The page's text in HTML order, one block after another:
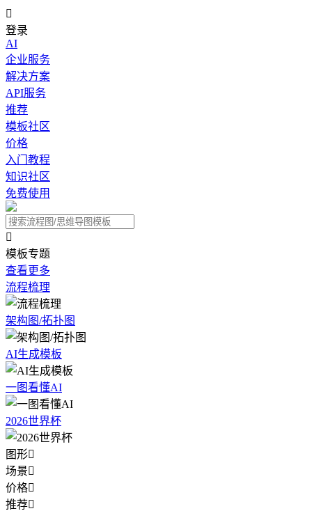

登录
AI
企业服务
解决方案
API服务
推荐
模板社区
价格
入门教程
知识社区
免费使用

模板专题
查看更多
流程梳理
架构图/拓扑图
AI生成模板
一图看懂AI
2026世界杯
图形
场景
价格
推荐